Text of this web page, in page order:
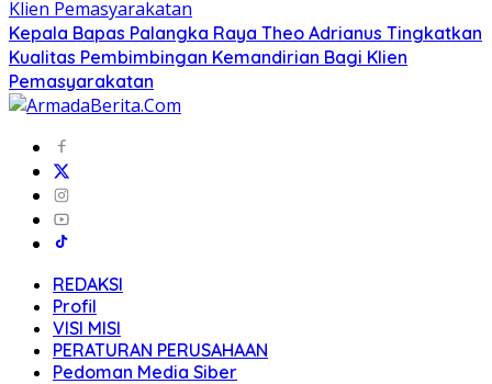
Kepala Bapas Palangka Raya Theo Adrianus Tingkatkan
Kualitas Pembimbingan Kemandirian Bagi Klien
Pemasyarakatan
REDAKSI
Profil
VISI MISI
PERATURAN PERUSAHAAN
Pedoman Media Siber